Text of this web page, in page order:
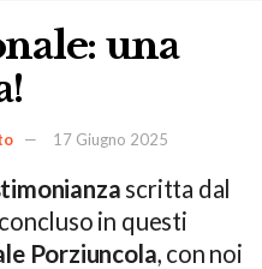
una
17 Giugno 2025
scritta dal
in questi
Porziuncola, con noi